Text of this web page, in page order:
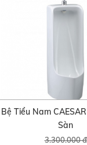
Bệ Tiểu Nam
Sàn
3.300.000 đ